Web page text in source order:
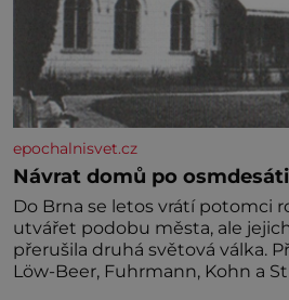
epochalnisvet.cz
Návrat domů po
Do Brna se letos vrátí potomci
utvářet podobu města, ale
přerušila druhá světová válka.
Löw-Beer, Fuhrmann, Kohn a